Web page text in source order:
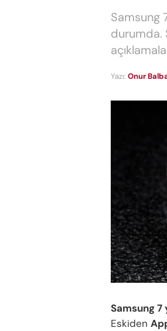
Samsung
durumda.
Yazı: Onur
Samsung 7
Eskiden